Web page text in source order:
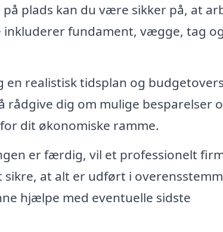
plads kan du være sikker på, at
fundament, vægge, tag
en realistisk tidsplan og
rådgive dig om mulige besparelser
dit økonomiske ramme.
er færdig, vil et professionelt
at alt er udført i
hjælpe med eventuelle sidste